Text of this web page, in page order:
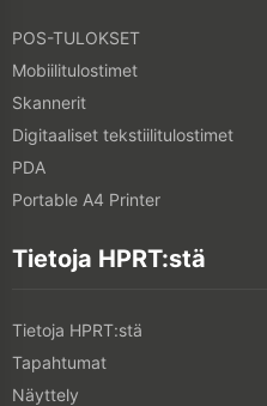
POS-TULOKSET
Mobiilitulostimet
Skannerit
Digitaaliset tekstiilitulostimet
PDA
Portable A4 Printer
Tietoja HPRT:stä
Tietoja HPRT:stä
Tapahtumat
Näyttely